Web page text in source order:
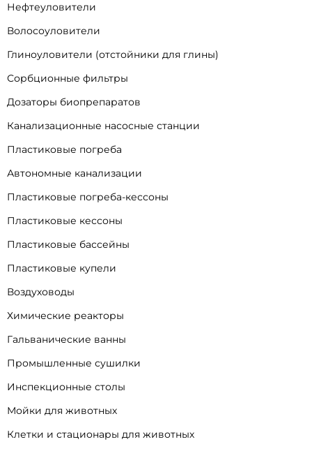
Нефтеуловители
Волосоуловители
Глиноуловители (отстойники для глины)
Сорбционные фильтры
Дозаторы биопрепаратов
Канализационные насосные станции
Пластиковые погреба
Автономные канализации
Пластиковые погреба-кессоны
Пластиковые кессоны
Пластиковые бассейны
Пластиковые купели
Воздуховоды
Химические реакторы
Гальванические ванны
Промышленные сушилки
Инспекционные столы
Мойки для животных
Клетки и стационары для животных